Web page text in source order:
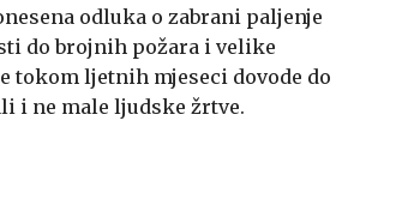
odluka o zabrani paljenje
do brojnih požara i velike
tokom ljetnih mjeseci dovode do
i ne male ljudske žrtve.